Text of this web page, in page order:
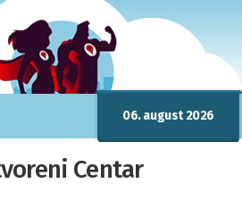
06. august 2026
Centar